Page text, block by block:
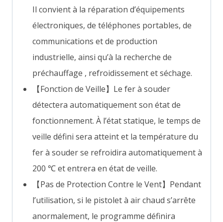
Il convient à la réparation d’équipements
électroniques, de téléphones portables, de
communications et de production
industrielle, ainsi qu’à la recherche de
préchauffage , refroidissement et séchage.
【Fonction de Veille】Le fer à souder
détectera automatiquement son état de
fonctionnement. À l’état statique, le temps de
veille défini sera atteint et la température du
fer à souder se refroidira automatiquement à
200 ℃ et entrera en état de veille.
【Pas de Protection Contre le Vent】Pendant
l’utilisation, si le pistolet à air chaud s’arrête
anormalement, le programme définira